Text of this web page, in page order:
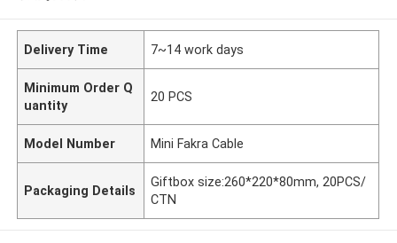
Delivery Time 7~14 work days
Minimum Order Q
uantity
20 PCS
Model Number Mini Fakra Cable
Packaging Details
Giftbox size:260*220*80mm, 20PCS/
CTN